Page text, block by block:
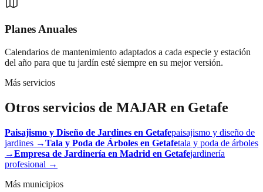
Planes Anuales
Calendarios de mantenimiento adaptados a cada especie y estación
del año para que tu jardín esté siempre en su mejor versión.
Más servicios
Otros servicios de MAJAR en Getafe
Paisajismo y Diseño de Jardines en Getafepaisajismo y diseño de
jardines →Tala y Poda de Árboles en Getafetala y poda de árboles
→Empresa de Jardinería en Madrid en Getafejardinería
profesional →
Más municipios